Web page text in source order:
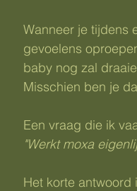
Wanneer je tijdens
gevoelens
baby nog zal
Misschien ben je
Een vraag die ik
"Werkt moxa
Het korte antwoord